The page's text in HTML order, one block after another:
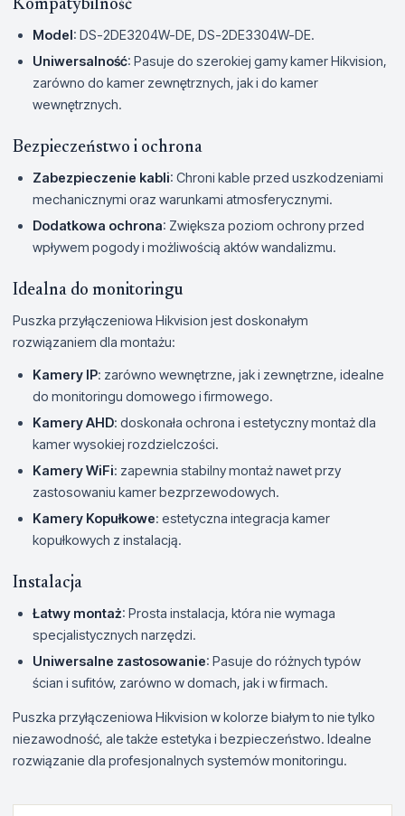
Kompatybilność
Model: DS-2DE3204W-DE, DS-2DE3304W-DE.
Uniwersalność: Pasuje do szerokiej gamy kamer Hikvision,
zarówno do kamer zewnętrznych, jak i do kamer
wewnętrznych.
Bezpieczeństwo i ochrona
Zabezpieczenie kabli: Chroni kable przed uszkodzeniami
mechanicznymi oraz warunkami atmosferycznymi.
Dodatkowa ochrona: Zwiększa poziom ochrony przed
wpływem pogody i możliwością aktów wandalizmu.
Idealna do monitoringu
Puszka przyłączeniowa Hikvision jest doskonałym
rozwiązaniem dla montażu:
Kamery IP: zarówno wewnętrzne, jak i zewnętrzne, idealne
do monitoringu domowego i firmowego.
Kamery AHD: doskonała ochrona i estetyczny montaż dla
kamer wysokiej rozdzielczości.
Kamery WiFi: zapewnia stabilny montaż nawet przy
zastosowaniu kamer bezprzewodowych.
Kamery Kopułkowe: estetyczna integracja kamer
kopułkowych z instalacją.
Instalacja
Łatwy montaż: Prosta instalacja, która nie wymaga
specjalistycznych narzędzi.
Uniwersalne zastosowanie: Pasuje do różnych typów
ścian i sufitów, zarówno w domach, jak i w firmach.
Puszka przyłączeniowa Hikvision w kolorze białym to nie tylko
niezawodność, ale także estetyka i bezpieczeństwo. Idealne
rozwiązanie dla profesjonalnych systemów monitoringu.